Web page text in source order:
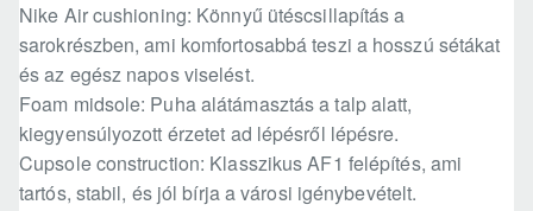
Nike Air cushioning: Könnyű ütéscsillapítás a
sarokrészben, ami komfortosabbá teszi a hosszú sétákat
és az egész napos viselést.
Foam midsole: Puha alátámasztás a talp alatt,
kiegyensúlyozott érzetet ad lépésről lépésre.
Cupsole construction: Klasszikus AF1 felépítés, ami
tartós, stabil, és jól bírja a városi igénybevételt.